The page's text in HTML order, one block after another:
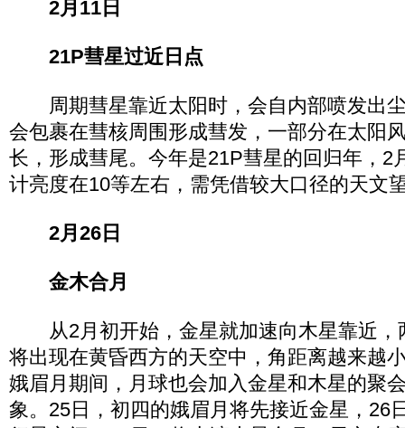
2月11日
21P彗星过近日点
周期彗星靠近太阳时，会自内部喷发出
会包裹在彗核周围形成彗发，一部分在太阳
长，形成彗尾。今年是21P彗星的回归年，2
计亮度在10等左右，需凭借较大口径的天文
2月26日
金木合月
从2月初开始，金星就加速向木星靠近，
将出现在黄昏西方的天空中，角距离越来越
娥眉月期间，月球也会加入金星和木星的聚
象。25日，初四的娥眉月将先接近金星，26